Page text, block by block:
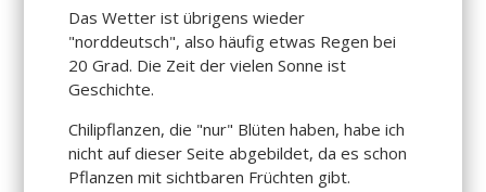
Das Wetter ist übrigens wieder
"norddeutsch", also häufig etwas Regen bei
20 Grad. Die Zeit der vielen Sonne ist
Geschichte.
Chilipflanzen, die "nur" Blüten haben, habe ich
nicht auf dieser Seite abgebildet, da es schon
Pflanzen mit sichtbaren Früchten gibt.